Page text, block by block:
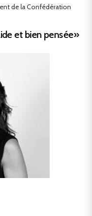
de la Confédération
et bien pensée»